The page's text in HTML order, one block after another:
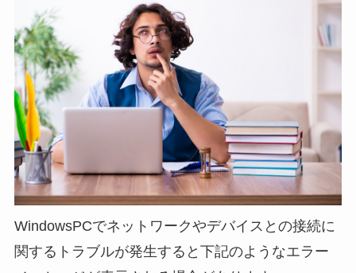
WindowsPCでネットワークやデバイスとの接続に
関するトラブルが発生すると下記のようなエラー